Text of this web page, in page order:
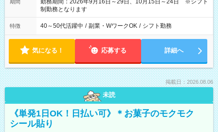
30～20：30（休憩1時間） (5)8：30～18：00（休憩
1時間） (6)9：30～21：30（休憩1時間）
期間
勤務期間：2026年9月16日～29日、10月15日～24日 ※シフト
制勤務となります
特徴 40～50代活躍中 / 副業・WワークOK / シフト勤務
気になる！ 応募する 詳細へ
掲載日：2026.08.06
未読
《単発1日OK！日払い可》＊お菓子のモクモク
シール貼り